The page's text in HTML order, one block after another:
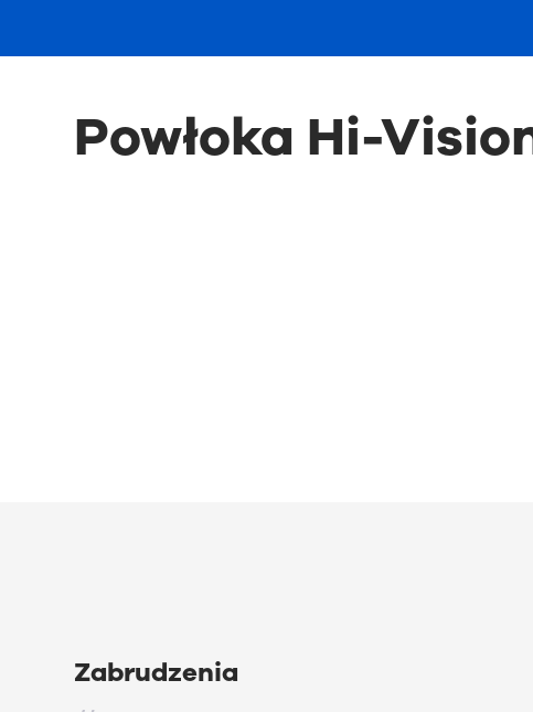
Powłoka Hi-
Zabrudzenia